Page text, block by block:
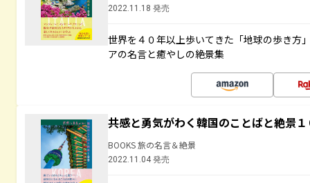
2022.11.18 発売
世界を４０年以上歩いてきた「地球の歩き方
アの名言と癒やしの絶景集
共感と勇気がわく韓国のことばと絶景
BOOKS 旅の名言＆絶景
2022.11.04 発売